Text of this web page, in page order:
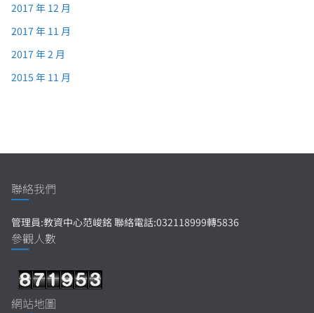
2017 年 12 月
2017 年 11 月
2017 年 2 月
2015 年 11 月
聯絡我們
管理員:教資中心范峻銘 聯絡電話:032118999轉5836
參觀人數
網站地圖